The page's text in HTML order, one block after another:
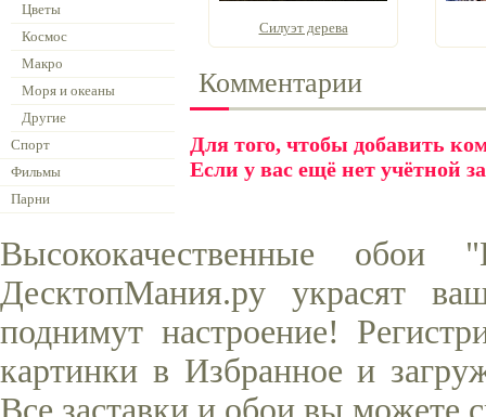
Цветы
Космос
Макро
Моря и океаны
Другие
Спорт
Фильмы
Парни
Силуэт дерева
Комментарии
Для того, чтобы добавить
Если у вас ещё нет учётной
Высококачественные
ДесктопМания.ру украсят
поднимут настроение!
картинки в Избранное и